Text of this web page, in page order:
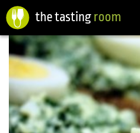
the tasting room